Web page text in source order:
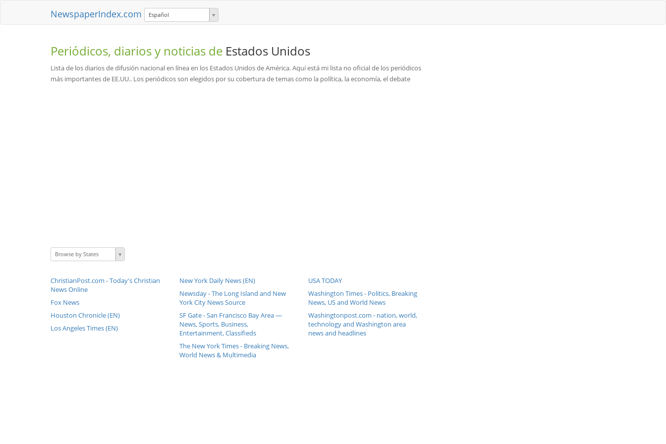
NewspaperIndex.com Español
Periódicos, diarios y noticias de Estados Unidos
Lista de los diarios de difusión nacional en línea en los Estados Unidos de América. Aquí está mi lista no oficial de los periódicos
más importantes de EE.UU.. Los periódicos son elegidos por su cobertura de temas como la política, la economía, el debate
Browse by States
ChristianPost.com - Today's Christian
News Online
Fox News
Houston Chronicle (EN)
Los Angeles Times (EN)
New York Daily News (EN)
Newsday - The Long Island and New
York City News Source
SF Gate - San Francisco Bay Area —
News, Sports, Business,
Entertainment, Classifieds
The New York Times - Breaking News,
World News & Multimedia
USA TODAY
Washington Times - Politics, Breaking
News, US and World News
Washingtonpost.com - nation, world,
technology and Washington area
news and headlines